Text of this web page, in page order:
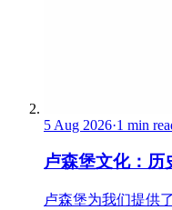
5 Aug 2026·1 min
卢森堡文化：历
卢森堡为我们提供